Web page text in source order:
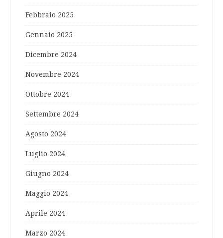
Febbraio 2025
Gennaio 2025
Dicembre 2024
Novembre 2024
Ottobre 2024
Settembre 2024
Agosto 2024
Luglio 2024
Giugno 2024
Maggio 2024
Aprile 2024
Marzo 2024